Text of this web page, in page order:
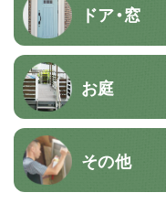
ドア・窓
お庭
その他